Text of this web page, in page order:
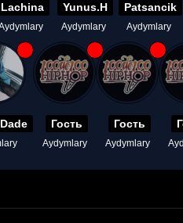
Lachina Yunus.H
Aydymlary
Patsancik
Aydymlary
Гость
Aydymlary
Гость
Aydymlary